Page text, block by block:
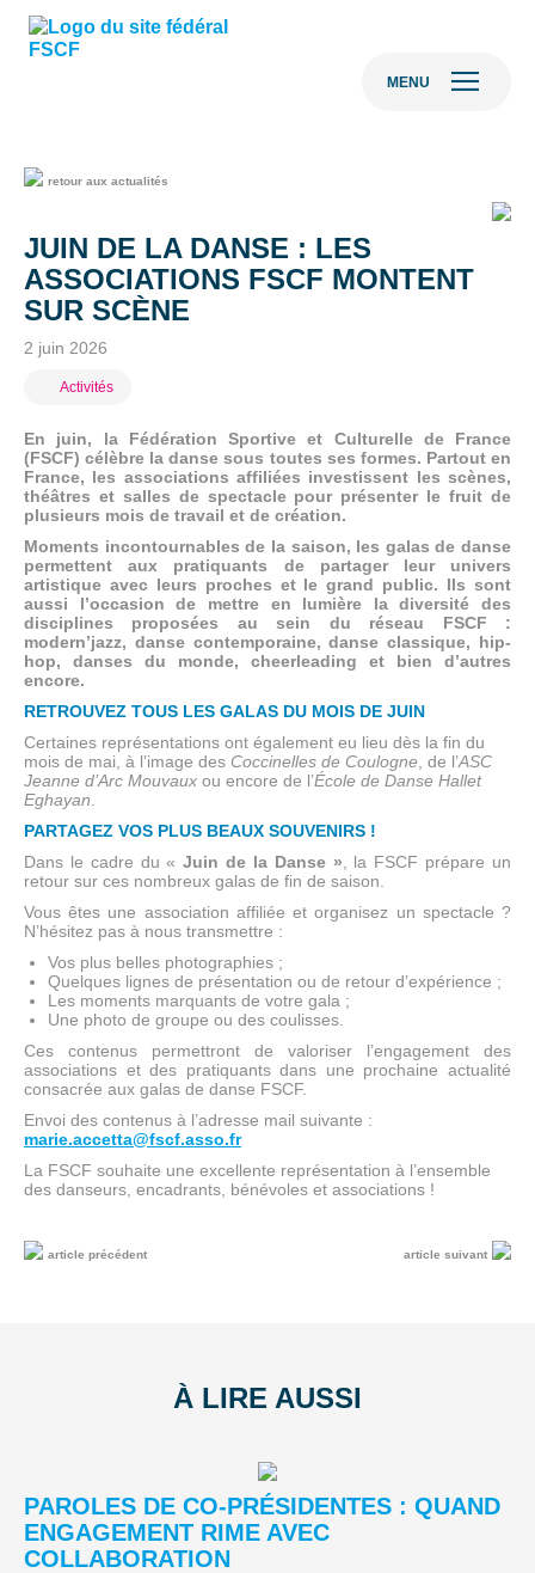
MENU
retour aux actualités
JUIN DE LA DANSE : LES
ASSOCIATIONS FSCF MONTENT
SUR SCÈNE
2 juin 2026
Activités
En juin, la Fédération Sportive et Culturelle de France
(FSCF) célèbre la danse sous toutes ses formes. Partout en
France, les associations affiliées investissent les scènes,
théâtres et salles de spectacle pour présenter le fruit de
plusieurs mois de travail et de création.
Moments incontournables de la saison, les galas de danse
permettent aux pratiquants de partager leur univers
artistique avec leurs proches et le grand public. Ils sont
aussi l’occasion de mettre en lumière la diversité des
disciplines proposées au sein du réseau FSCF :
modern’jazz, danse contemporaine, danse classique, hip-
hop, danses du monde, cheerleading et bien d’autres
encore.
RETROUVEZ TOUS LES GALAS DU MOIS DE JUIN
Certaines représentations ont également eu lieu dès la fin du
mois de mai, à l’image des Coccinelles de Coulogne , de l’ASC
Jeanne d’Arc Mouvaux ou encore de l’École de Danse Hallet
Eghayan
PARTAGEZ VOS PLUS BEAUX SOUVENIRS !
Dans le cadre du «Juin de la Danse » , la FSCF prépare un
retour sur ces nombreux galas de fin de saison.
Vous êtes une association affiliée et organisez un spectacle ?
N’hésitez pas à nous transmettre :
Vos plus belles photographies ;
Quelques lignes de présentation ou de retour d’expérience ;
Les moments marquants de votre gala ;
Une photo de groupe ou des coulisses.
Ces contenus permettront de valoriser l’engagement des
associations et des pratiquants dans une prochaine actualité
consacrée aux galas de danse FSCF.
Envoi des contenus à l’adresse mail suivante :
marie.accetta@fscf.asso.fr
La FSCF souhaite une excellente représentation à l’ensemble
des danseurs, encadrants, bénévoles et associations !
article précédent article suivant
À LIRE AUSSI
PAROLES DE CO-PRÉSIDENTES : QUAND
ENGAGEMENT RIME AVEC
COLLABORATION